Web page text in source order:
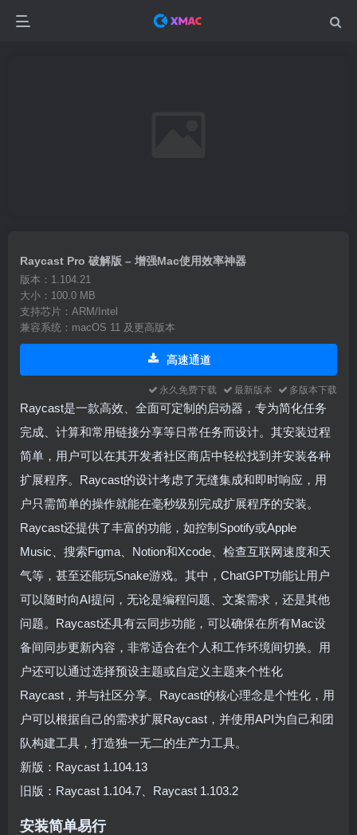
Raycast Pro 破解版 – 增强Mac使用效率神器
版本：1.104.21
大小：100.0 MB
支持芯片：ARM/Intel
兼容系统：macOS 11 及更高版本
高速通道
永久免费下载 最新版本 多版本下载
Raycast是一款高效、全面可定制的启动器，专为简化任务
完成、计算和常用链接分享等日常任务而设计。其安装过程
简单，用户可以在其开发者社区商店中轻松找到并安装各种
扩展程序。Raycast的设计考虑了无缝集成和即时响应，用
户只需简单的操作就能在毫秒级别完成扩展程序的安装。
Raycast还提供了丰富的功能，如控制Spotify或Apple
Music、搜索Figma、Notion和Xcode、检查互联网速度和天
气等，甚至还能玩Snake游戏。其中，ChatGPT功能让用户
可以随时向AI提问，无论是编程问题、文案需求，还是其他
问题。Raycast还具有云同步功能，可以确保在所有Mac设
备间同步更新内容，非常适合在个人和工作环境间切换。用
户还可以通过选择预设主题或自定义主题来个性化
Raycast，并与社区分享。Raycast的核心理念是个性化，用
户可以根据自己的需求扩展Raycast，并使用API为自己和团
队构建工具，打造独一无二的生产力工具。
新版：Raycast 1.104.13
旧版：Raycast 1.104.7、Raycast 1.103.2
安装简单易行